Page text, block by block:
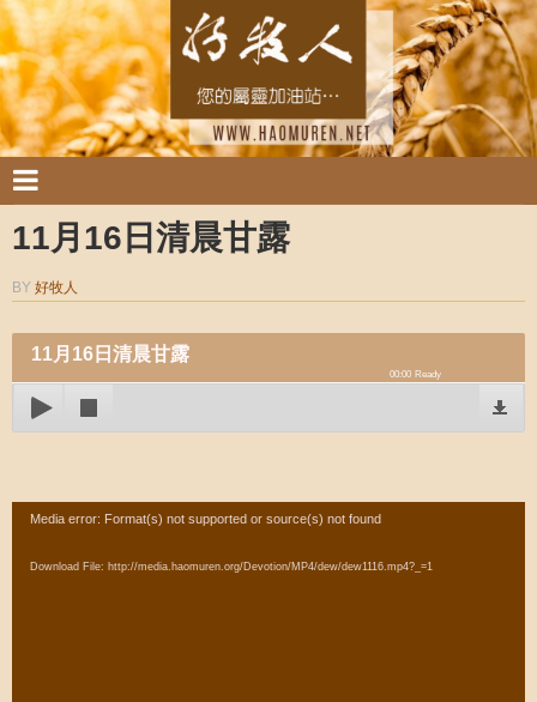
11月16日清晨甘露
BY 好牧人
11月16日清晨甘露
00:00 Ready
Video
Media error: Format(s) not supported or source(s) not found
Download File: http://media.haomuren.org/Devotion/MP4/dew/dew1116.mp4?_=1